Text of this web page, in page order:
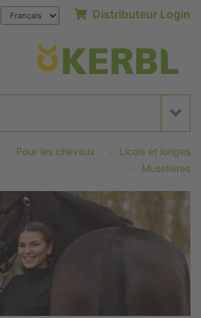
Distributeur Login
Pour les chevaux
Licols et longes
Muselières